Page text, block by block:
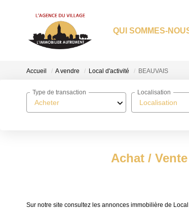
QUI SOMMES-
Accueil A vendre Local d'activité BEAUVAIS
Acheter
Type de transaction
Localisation
Localisation
Achat /
Sur notre site consultez les annonces immobilière de